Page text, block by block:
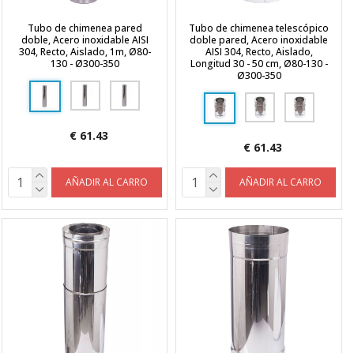
Tubo de chimenea pared
doble, Acero inoxidable AISI
304, Recto, Aislado, 1m, Ø80-
130 - Ø300-350
€ 61.43
AÑADIR AL CARRO
Tubo de chimenea telescópico
doble pared, Acero inoxidable
AISI 304, Recto, Aislado,
Longitud 30 - 50 cm, Ø80-130 -
Ø300-350
€ 61.43
AÑADIR AL CARRO